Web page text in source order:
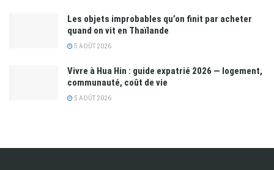
Les objets improbables qu’on finit par acheter
quand on vit en Thaïlande
5 AOÛT 2026
Vivre à Hua Hin : guide expatrié 2026 — logement,
communauté, coût de vie
5 AOÛT 2026